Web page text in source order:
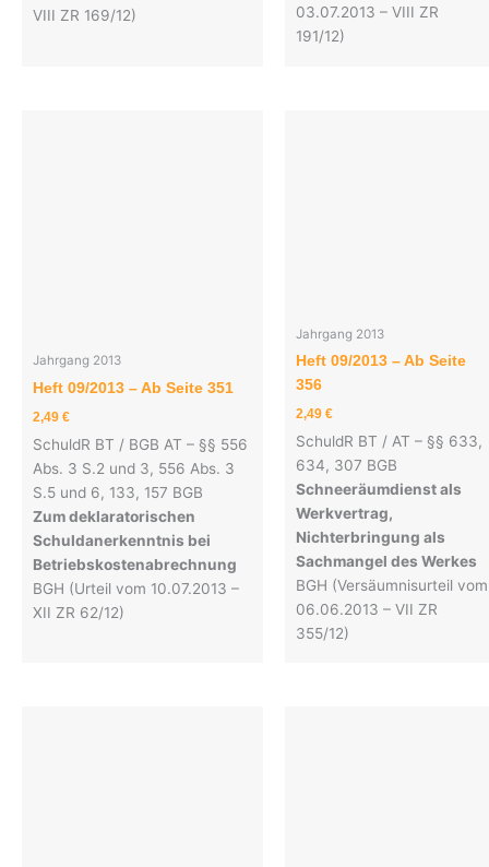
VIII ZR 169/12)
03.07.2013 – VIII ZR
191/12)
Jahrgang 2013
Heft 09/2013 – Ab Seite 351
2,49 €
SchuldR BT / BGB AT – §§ 556
Abs. 3 S.2 und 3, 556 Abs. 3
S.5 und 6, 133, 157 BGB
Zum deklaratorischen
Schuldanerkenntnis bei
Betriebskostenabrechnung
BGH (Urteil vom 10.07.2013 –
XII ZR 62/12)
Jahrgang 2013
Heft 09/2013 – Ab Seite
356
2,49 €
SchuldR BT / AT – §§ 633,
634, 307 BGB
Schneeräumdienst als
Werkvertrag,
Nichterbringung als
Sachmangel des Werkes
BGH (Versäumnisurteil vom
06.06.2013 – VII ZR
355/12)